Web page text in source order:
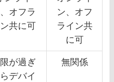
オフラ
共に可
ン、オフ
ライン共
に可
が過ぎ
デバイ
無関係